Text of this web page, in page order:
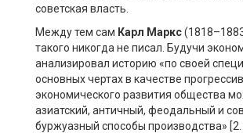
советская власть.
Между тем сам Карл Маркс
такого никогда не писал. Будучи
анализировал историю «по своей
основных чертах в качестве
экономического развития общества
азиатский, античный, феодальный и
буржуазный способы производства» [2.